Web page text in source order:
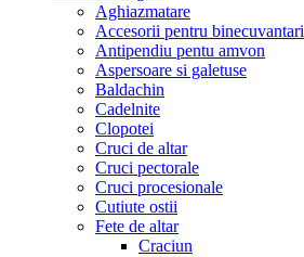
Aghiazmatare
Accesorii pentru binecuvantari
Antipendiu pentu amvon
Aspersoare si galetuse
Baldachin
Cadelnite
Clopotei
Cruci de altar
Cruci pectorale
Cruci procesionale
Cutiute ostii
Fete de altar
Craciun